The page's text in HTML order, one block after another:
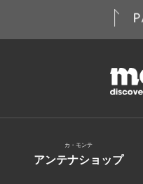
アンテナショップ
カ・モンテ